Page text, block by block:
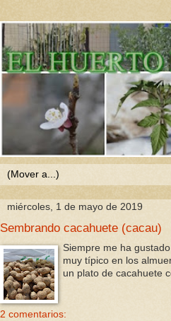
miércoles, 1 de mayo de 2019
Sembrando cacahuete (cacau)
Siempre me ha
muy típico en los
un plato de cacahuete
2 comentarios: